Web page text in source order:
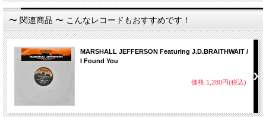
〜 関連商品 〜 こんなレコードもおすすめです！
MARSHALL JEFFERSON Featuring J.D.BRAITHWAIT /
I Found You
価格:1,280円(税込)